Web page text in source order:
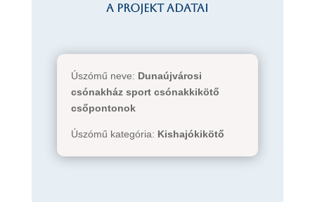
A projekt adatai
Úszómű neve: Dunaújvárosi
csónakház sport csónakkikötő
csőpontonok
Úszómű kategória: Kishajókikötő